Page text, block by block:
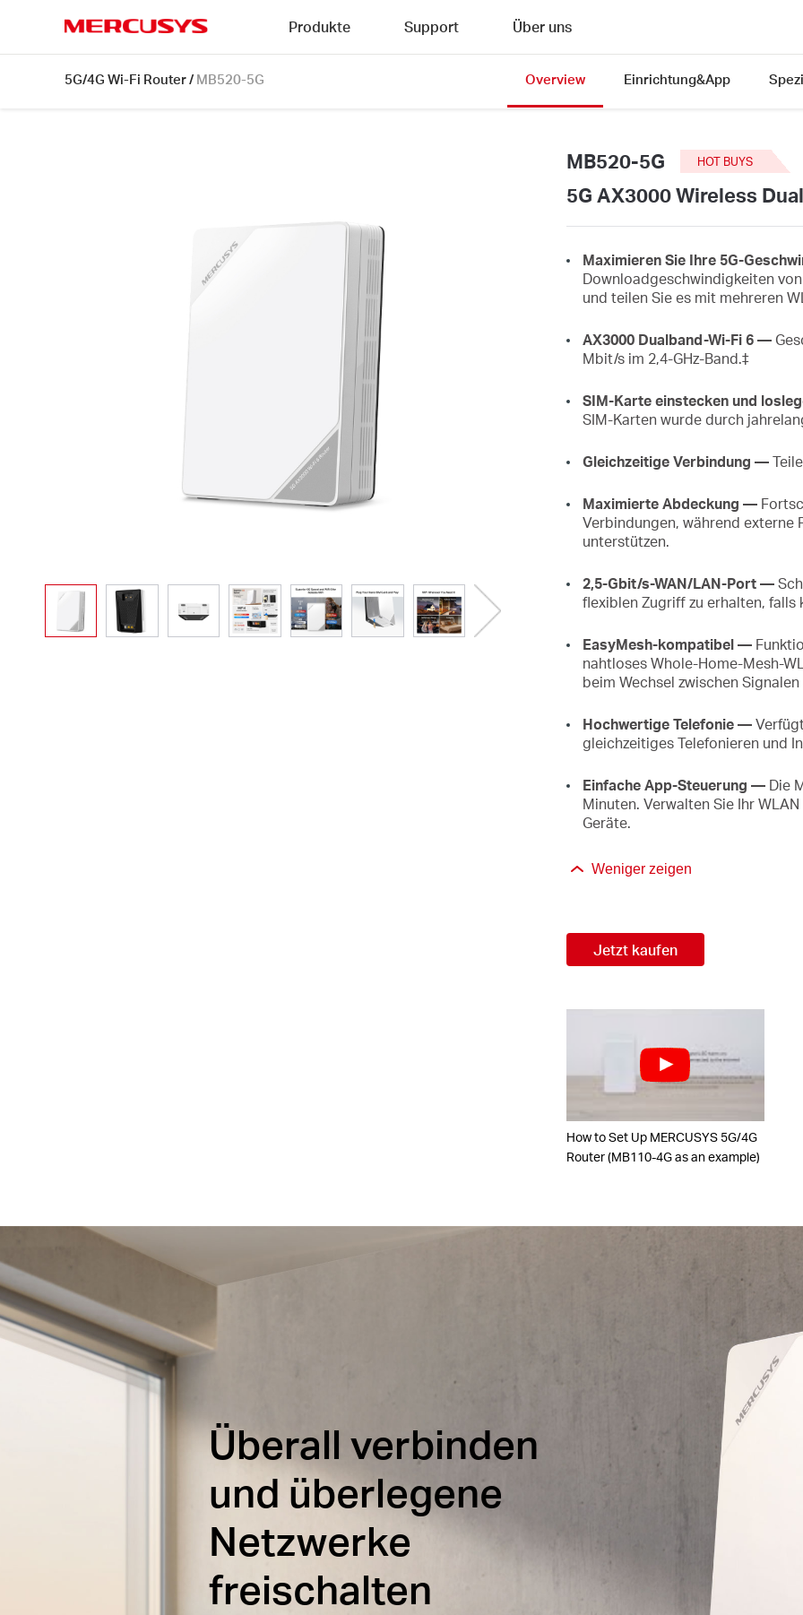
Produkte Support Über uns
5G/4G Wi-Fi Router/ MB520-5G Overview Einrichtung&App
MB520-5G HOT BUYS
5G AX3000 Wireless
Maximieren Sie Ihre 5G-
Downloadgeschwindigkeiten
und teilen Sie es mit mehreren
AX3000 Dualband-Wi-Fi 6 —
Mbit/s im 2,4-GHz-Band.‡
SIM-Karte einstecken und
SIM-Karten wurde durch
Gleichzeitige Verbindung —
Maximierte Abdeckung —
Verbindungen, während externe
unterstützen.
2,5-Gbit/s-WAN/LAN-Port —
flexiblen Zugriff zu erhalten, falls
EasyMesh-kompatibel —
nahtloses Whole-Home-Mesh-
beim Wechsel zwischen
Hochwertige Telefonie —
gleichzeitiges Telefonieren und
Einfache App-Steuerung —Die
Minuten. Verwalten Sie Ihr
Geräte.
Weniger zeigen
Jetzt kaufen
How to Set Up MERCUSYS 5G/4G
Router (MB110-4G as an example)
Überall verbinden
und überlegene
Netzwerke
freischalten